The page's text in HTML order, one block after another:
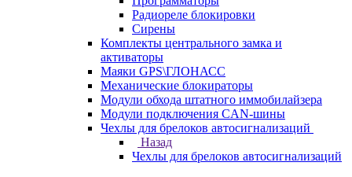
Радиореле блокировки
Сирены
Комплекты центрального замка и
активаторы
Маяки GPS\ГЛОНАСС
Механические блокираторы
Модули обхода штатного иммобилайзера
Модули подключения CAN-шины
Чехлы для брелоков автосигнализаций
Назад
Чехлы для брелоков автосигнализаций